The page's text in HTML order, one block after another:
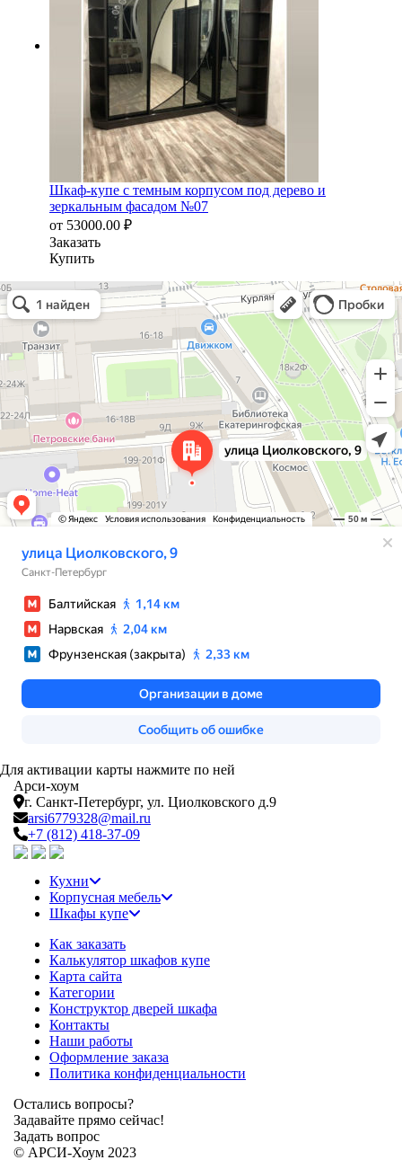
Шкаф-купе с темным корпусом под дерево и
зеркальным фасадом №07
от 53000.00 ₽
Заказать
Купить
Для активации карты нажмите по ней
Арси-хоум
г. Санкт-Петербург, ул. Циолковского д.9
arsi6779328@mail.ru
+7 (812) 418-37-09
Кухни
Корпусная мебель
Шкафы купе
Как заказать
Калькулятор шкафов купе
Карта сайта
Категории
Конструктор дверей шкафа
Контакты
Наши работы
Оформление заказа
Политика конфиденциальности
Остались вопросы?
Задавайте прямо сейчас!
Задать вопрос
© АРСИ-Хоум 2023